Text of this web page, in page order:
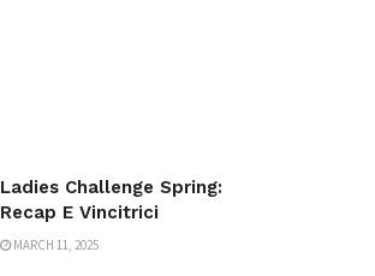
Ladies Challenge Spring:
Recap E Vincitrici
MARCH 11, 2025